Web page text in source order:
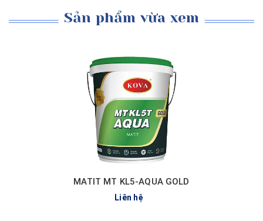
Sản phẩm vừa xem
MATIT MT KL5-AQUA GOLD
Liên hệ